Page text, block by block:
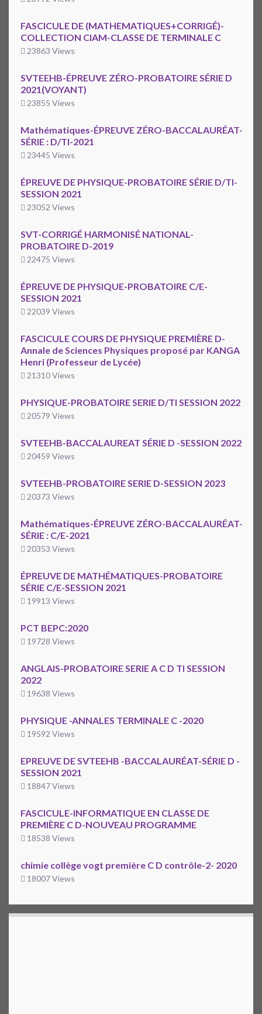
FASCICULE DE (MATHEMATIQUES+CORRIGÉ)-
COLLECTION CIAM-CLASSE DE TERMINALE C
23863 Views
SVTEEHB-ÉPREUVE ZÉRO-PROBATOIRE SÉRIE D
2021(VOYANT)
23855 Views
Mathématiques-ÉPREUVE ZÉRO-BACCALAURÉAT-
SÉRIE : D/TI-2021
23445 Views
ÉPREUVE DE PHYSIQUE-PROBATOIRE SÉRIE D/TI-
SESSION 2021
23052 Views
SVT-CORRIGÉ HARMONISÉ NATIONAL-
PROBATOIRE D-2019
22475 Views
ÉPREUVE DE PHYSIQUE-PROBATOIRE C/E-
SESSION 2021
22039 Views
FASCICULE COURS DE PHYSIQUE PREMIÈRE D-
Annale de Sciences Physiques proposé par KANGA
Henri (Professeur de Lycée)
21310 Views
PHYSIQUE-PROBATOIRE SERIE D/TI SESSION 2022
20579 Views
SVTEEHB-BACCALAUREAT SÉRIE D -SESSION 2022
20459 Views
SVTEEHB-PROBATOIRE SERIE D-SESSION 2023
20373 Views
Mathématiques-ÉPREUVE ZÉRO-BACCALAURÉAT-
SÉRIE : C/E-2021
20353 Views
ÉPREUVE DE MATHÉMATIQUES-PROBATOIRE
SÉRIE C/E-SESSION 2021
19913 Views
PCT BEPC:2020
19728 Views
ANGLAIS-PROBATOIRE SERIE A C D TI SESSION
2022
19638 Views
PHYSIQUE -ANNALES TERMINALE C -2020
19592 Views
EPREUVE DE SVTEEHB -BACCALAURÉAT-SÉRIE D -
SESSION 2021
18847 Views
FASCICULE-INFORMATIQUE EN CLASSE DE
PREMIÈRE C D-NOUVEAU PROGRAMME
18538 Views
chimie collège vogt première C D contrôle-2- 2020
18007 Views